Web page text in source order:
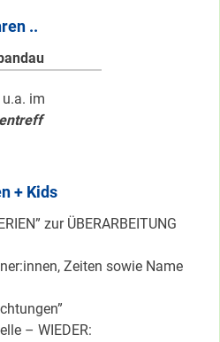
..
im
+ Kids
zur ÜBERARBEITUNG
Zeiten sowie Name
– WIEDER: